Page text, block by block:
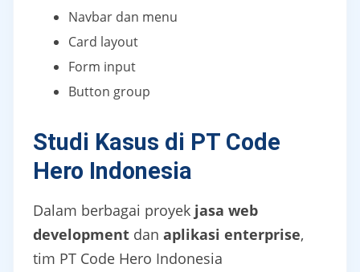
Navbar dan menu
Card layout
Form input
Button group
Studi Kasus di PT Code
Hero Indonesia
Dalam berbagai proyek jasa web
development dan aplikasi enterprise,
tim PT Code Hero Indonesia